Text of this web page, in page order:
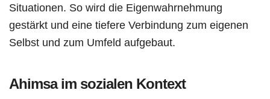
Situationen. So wird die Eigenwahrnehmung
gestärkt und eine tiefere Verbindung zum eigenen
Selbst und zum Umfeld aufgebaut.
Ahimsa im sozialen Kontext